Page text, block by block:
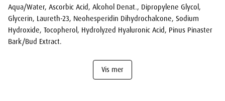
Aqua/Water, Ascorbic Acid, Alcohol Denat., Dipropylene Glycol,
Glycerin, Laureth-23, Neohesperidin Dihydrochalcone, Sodium
Hydroxide, Tocopherol, Hydrolyzed Hyaluronic Acid, Pinus Pinaster
Bark/Bud Extract.
Vis mer